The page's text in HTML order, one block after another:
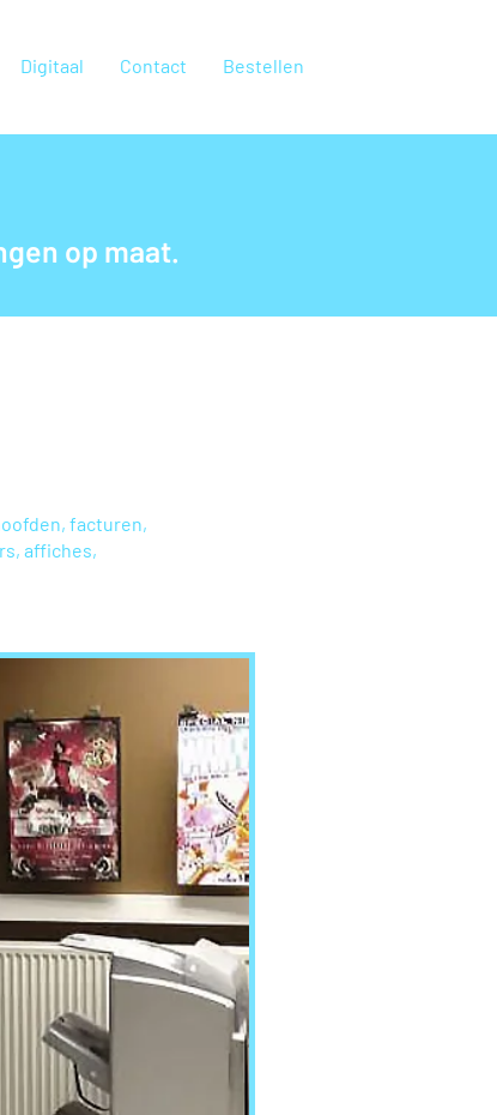
Digitaal Contact Bestellen
op maat.
facturen,
affiches,